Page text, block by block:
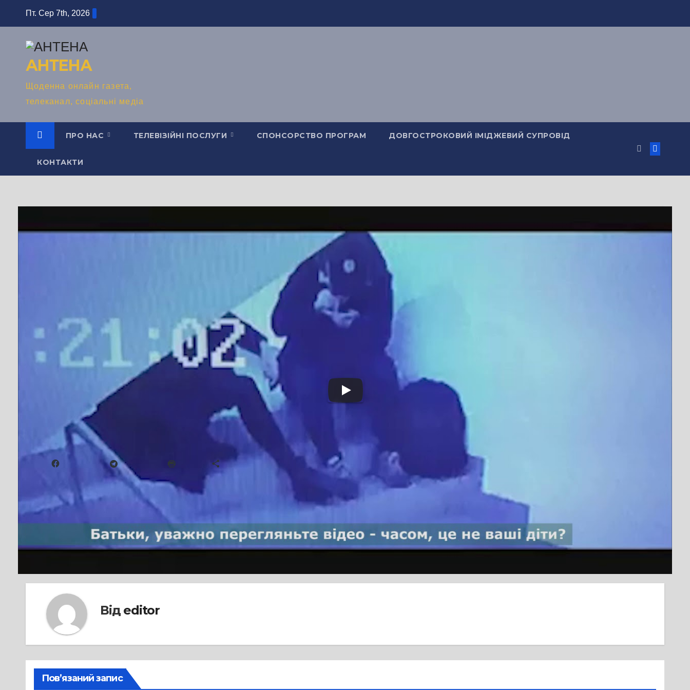
Пт. Сер 7th, 2026
АНТЕНА
Щоденна онлайн газета,
телеканал, соціальні медіа
ПРО НАС ТЕЛЕВІЗІЙНІ ПОСЛУГИ СПОНСОРСТВО ПРОГРАМ ДОВГОСТРОКОВИЙ ІМІДЖЕВИЙ СУПРОВІД
КОНТАКТИ
Поруч із ТРЦ «Любава» підлітки вживають наркотики та
ЛЮТ 14, 2020 #любава #Національний корпус #Черкаси
Відео оприлюднив нацкорпусівець Ян Антонюк на своїй сторінці у Фейсбук.
Черкаським батькам варто уважно переглянути ці кадри – чи не ваша дитина потрапила у поле зору камери?
Реакція поліції поки невідома.
Надіслати друзям
Telegram Більше
Навігація
записів
На Благовісній у середмісті Черкас немає де паркувати
Євроклуб «Ми – разом!» розширює кордони для
смілянських ліцеїстів
Від editor
Пов’язаний запис